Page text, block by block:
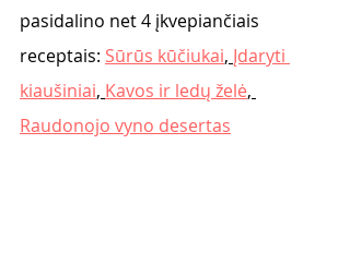
pasidalino net 4 įkvepiančiais
receptais: Sūrūs kūčiukai, Įdaryti
kiaušiniai, Kavos ir ledų želė,
Raudonojo vyno desertas